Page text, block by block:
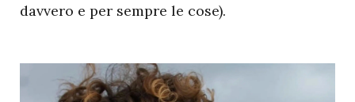
davvero e per sempre le cose).